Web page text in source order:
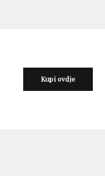
Kupi ovdje